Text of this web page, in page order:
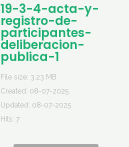
19-3-4-acta-y-
registro-de-
participantes-
deliberacion-
publica-1
File size: 3.23 MB
Created: 08-07-2025
Updated: 08-07-2025
Hits: 7